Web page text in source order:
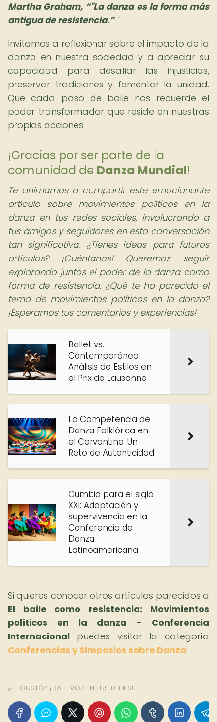
Martha Graham,
"La danza es la forma más
antigua de resistencia. "
Invitamos a reflexionar sobre el impacto de la
danza en nuestra sociedad y a apreciar su
capacidad para desafiar las injusticias,
preservar tradiciones y fomentar la unidad.
Que cada paso de baile nos recuerde el
poder transformador que reside en nuestras
propias acciones.
¡Gracias por ser parte de la
comunidad de Danza Mundial!
Te animamos a compartir este emocionante
artículo sobre movimientos políticos en la
danza en tus redes sociales, involucrando a
tus amigos y seguidores en esta conversación
tan significativa. ¿Tienes ideas para futuros
artículos? ¡Cuéntanos! Queremos seguir
explorando juntos el poder de la danza como
forma de resistencia. ¿Qué te ha parecido el
tema de movimientos políticos en la danza?
¡Esperamos tus comentarios y experiencias!
Ballet vs.
Contemporáneo:
Análisis de Estilos en
el Prix de Lausanne
La Competencia de
Danza Folklórica en
el Cervantino: Un
Reto de Autenticidad
Cumbia para el siglo
XXI: Adaptación y
supervivencia en la
Conferencia de
Danza
Latinoamericana
Si quieres conocer otros artículos parecidos a
El baile como resistencia: Movimientos
políticos en la danza – Conferencia
Internacional puedes visitar la categoría
Conferencias y Simposios sobre Danza.
¿TE GUSTÓ? ¡DALE VOZ EN TUS REDES!